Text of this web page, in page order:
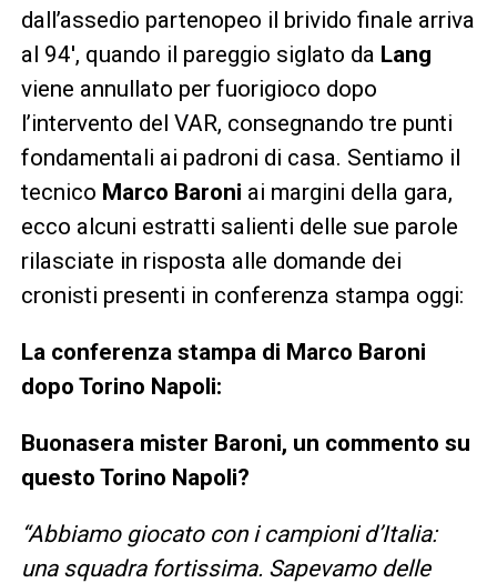
dall’assedio partenopeo il brivido finale arriva
al 94′, quando il pareggio siglato da Lang
viene annullato per fuorigioco dopo
l’intervento del VAR, consegnando tre punti
fondamentali ai padroni di casa. Sentiamo il
tecnico Marco Baroni ai margini della gara,
ecco alcuni estratti salienti delle sue parole
rilasciate in risposta alle domande dei
cronisti presenti in conferenza stampa oggi:
La conferenza stampa di Marco Baroni
dopo Torino Napoli:
Buonasera mister Baroni, un commento su
questo Torino Napoli?
“Abbiamo giocato con i campioni d’Italia:
una squadra fortissima. Sapevamo delle